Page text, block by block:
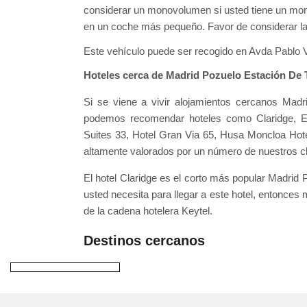
considerar un monovolumen si usted tiene un
en un coche más pequeño. Favor de considerar
Este vehículo puede ser recogido en Avda Pablo
Hoteles cerca de Madrid Pozuelo Estación De
Si se viene a vivir alojamientos cercanos
podemos recomendar hoteles como Claridge,
Suites 33, Hotel Gran Via 65, Husa Moncloa
altamente valorados por un número de nuestros
El hotel Claridge es el corto más popular Madrid
usted necesita para llegar a este hotel,
de la cadena hotelera Keytel.
Destinos cercanos